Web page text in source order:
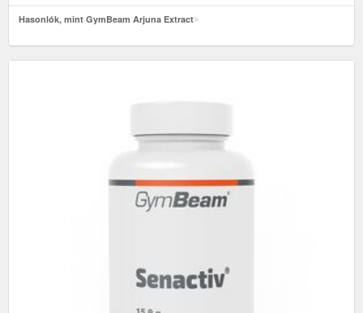
Hasonlók, mint GymBeam Arjuna Extract